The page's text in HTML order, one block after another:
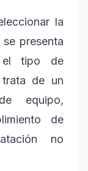
la
presenta
el tipo de
de un
equipo,
de
no